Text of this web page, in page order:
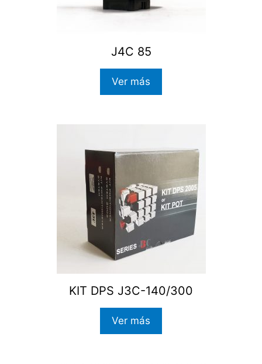
J4C 85
Ver más
KIT DPS J3C-140/300
Ver más